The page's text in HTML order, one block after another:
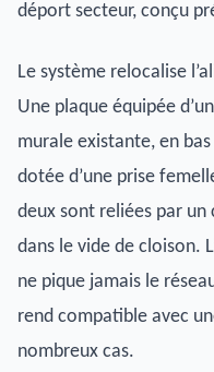
déport secteur, conçu
Le système relocalise
Une plaque équipée
murale existante, en
dotée d’une prise
deux sont reliées par
dans le vide de cloison.
ne pique jamais le
rend compatible avec
nombreux cas.